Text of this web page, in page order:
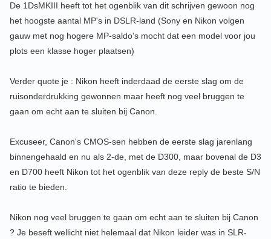
De 1DsMKIII heeft tot het ogenblik van dit schrijven gewoon nog
het hoogste aantal MP's in DSLR-land (Sony en Nikon volgen
gauw met nog hogere MP-saldo's mocht dat een model voor jou
plots een klasse hoger plaatsen)
Verder quote je : Nikon heeft inderdaad de eerste slag om de
ruisonderdrukking gewonnen maar heeft nog veel bruggen te
gaan om echt aan te sluiten bij Canon.
Excuseer, Canon's CMOS-sen hebben de eerste slag jarenlang
binnengehaald en nu als 2-de, met de D300, maar bovenal de D3
en D700 heeft Nikon tot het ogenblik van deze reply de beste S/N
ratio te bieden.
Nikon nog veel bruggen te gaan om echt aan te sluiten bij Canon
? Je beseft wellicht niet helemaal dat Nikon leider was in SLR-